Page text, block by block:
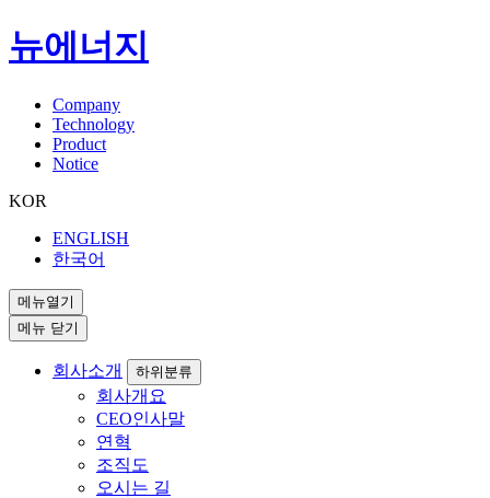
뉴에너지
Company
Technology
Product
Notice
KOR
ENGLISH
한국어
메뉴열기
메뉴 닫기
회사소개 하위분류
회사개요
CEO인사말
연혁
조직도
오시는 길